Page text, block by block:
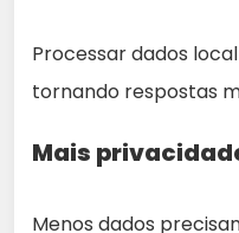
Processar dados
tornando respostas
Mais
Menos dados